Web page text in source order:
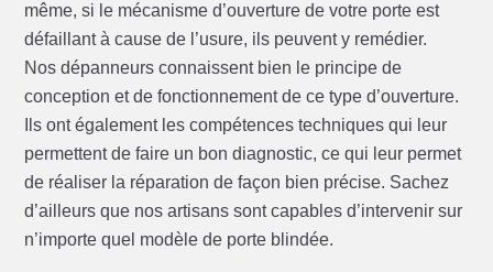
même, si le mécanisme d’ouverture de votre porte est
défaillant à cause de l’usure, ils peuvent y remédier.
Nos dépanneurs connaissent bien le principe de
conception et de fonctionnement de ce type d’ouverture.
Ils ont également les compétences techniques qui leur
permettent de faire un bon diagnostic, ce qui leur permet
de réaliser la réparation de façon bien précise. Sachez
d’ailleurs que nos artisans sont capables d’intervenir sur
n’importe quel modèle de porte blindée.